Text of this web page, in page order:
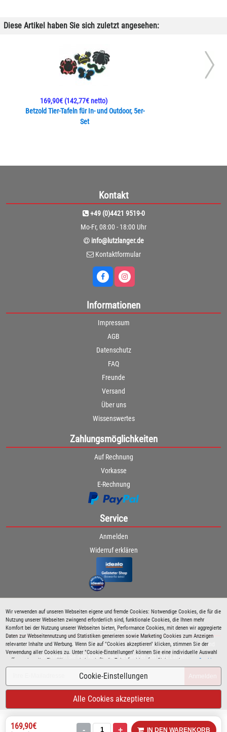
Wir verwenden auf unseren Webseiten eigene und fremde Cookies: Notwendige Cookies, die für die
Nutzung unserer Webseiten zwingend erforderlich sind, funktionale Cookies, die Ihnen mehr
Komfort bei der Nutzung unserer Webseiten bieten, Performance Cookies, mit denen wir aggregierte
Daten zur Webseitennutzung und Statistiken generieren sowie Marketing Cookies zum Anzeigen
relevanter Inhalte und Werbung. Wenn Sie auf "Cookies akzeptieren" klicken, stimmen Sie der
Verwendung aller Cookies zu. Unter "Cookie-Einstellungen" können Sie eine individuelle Auswahl
treffen und erteilte Einwilligungen jederzeit für die Zukunft widerrufen. Siehe auch unsere Cookie
Richtlinie.
Cookie-Einstellungen
Alle Cookies akzeptieren
Diese Artikel haben Sie sich zuletzt angesehen:
Betzold Tier-Tafeln für In- und Outdoor, 5er-
Set
169,90€(142,77€ netto)
169,90€ - + IN DEN WARENKORB
Kontakt
+49 (0)4421 9519-0
Mo-Fr, 08:00 - 18:00 Uhr
info@lutzlanger.de
Kontaktformular
Informationen
Impressum
AGB
Datenschutz
FAQ
Freunde
Versand
Über uns
Wissenswertes
Zahlungsmöglichkeiten
Auf Rechnung
Vorkasse
E-Rechnung
Service
Anmelden
Widerruf erklären
Newsletter
Bleiben Sie immer über spezielle Aktionen sowie Produktneuheiten informiert und
abonnieren Sie den kostenlosen Newsletter von Lutz Langer!